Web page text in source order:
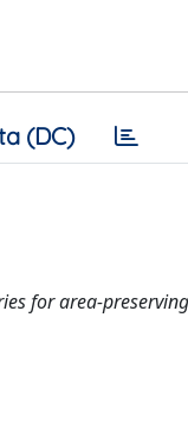
(DC)
for area-preserving